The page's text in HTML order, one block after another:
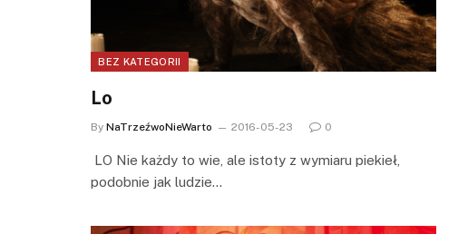
BEZ KATEGORII
Lo
By NaTrzeźwoNieWarto 2016-05-23 0
LO Nie każdy to wie, ale istoty z wymiaru piekieł,
podobnie jak ludzie…